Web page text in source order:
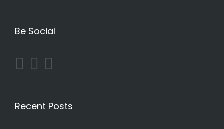
Be Social
Recent Posts